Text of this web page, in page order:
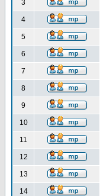
3
4
5
6
7
8
9
10
11
12
13
14